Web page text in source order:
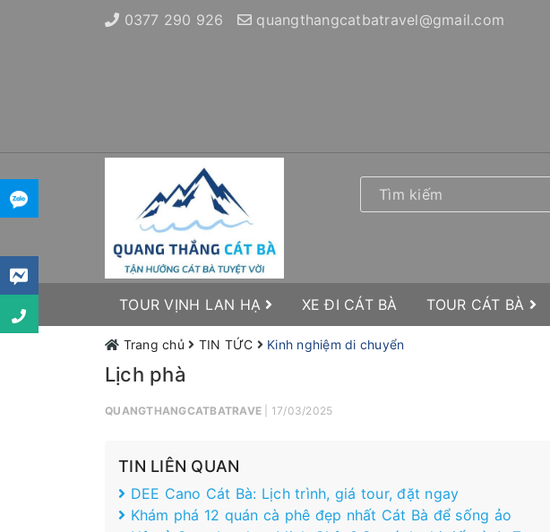
0377 290 926 quangthangcatbatravel@gmail.com
TOUR VỊNH LAN HẠ XE ĐI CÁT BÀ TOUR CÁT BÀ
Trang chủ TIN TỨC Kinh nghiệm di chuyển
Lịch phà
QUANGTHANGCATBATRAVE | 17/03/2025
TIN LIÊN QUAN
DEE Cano Cát Bà: Lịch trình, giá tour, đặt ngay
Khám phá 12 quán cà phê đẹp nhất Cát Bà để sống ảo